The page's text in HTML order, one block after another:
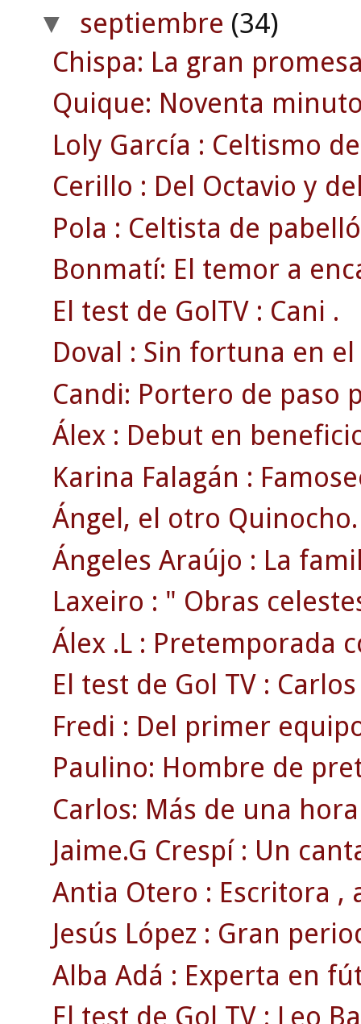
▼ septiembre (34)
Chispa: La gran
Quique: Noventa
Loly García : Celtismo
Cerillo : Del Octavio y
Pola : Celtista de
Bonmatí: El temor a
El test de GolTV : Cani .
Doval : Sin fortuna en
Candi: Portero de paso
Álex : Debut en
Karina Falagán :
Ángel, el otro Quinocho.
Ángeles Araújo : La
Laxeiro : " Obras
Álex .L : Pretemporada
El test de Gol TV :
Fredi : Del primer
Paulino: Hombre de
Carlos: Más de una
Jaime.G Crespí : Un
Antia Otero : Escritora ,
Jesús López : Gran
Alba Adá : Experta en
El test de Gol TV : Leo